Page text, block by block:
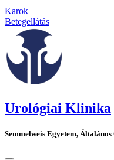
Karok
Betegellátás
Urológiai Klinika
Semmelweis Egyetem,